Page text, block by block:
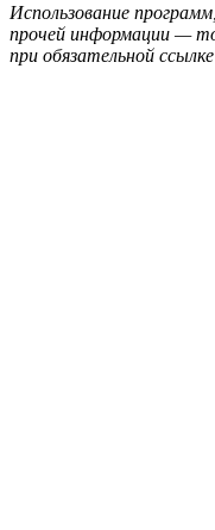
Использование
прочей информации —
при обязательной